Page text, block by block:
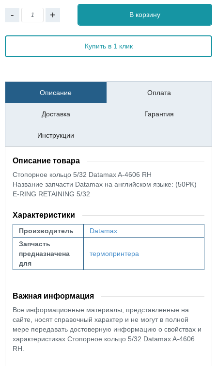
- + В корзину
Купить в 1 клик
Описание Оплата
Доставка Гарантия
Инструкции
Описание товара
Стопорное кольцо 5/32 Datamax A-4606 RH
Название запчасти Datamax на английском языке: (50PK)
E-RING RETAINING 5/32
Характеристики
Производитель
Datamax
Запчасть
предназначена
для
термопринтера
Важная информация
Все информационные материалы, представленные на
сайте, носят справочный характер и не могут в полной
мере передавать достоверную информацию о свойствах и
характеристиках Стопорное кольцо 5/32 Datamax A-4606
RH.